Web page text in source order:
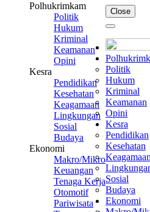
Polhukrimkam
Politik
Hukum
Kriminal
Keamanan
Opini
Kesra
Pendidikan
Kesehatan
Keagamaan
Lingkungan
Sosial
Budaya
Ekonomi
Makro/Mikro
Keuangan
Tenaga Kerja
Otomotif
Pariwisata
Close
Politik
Hukum
Kriminal
Keamanan
Opini
Kesra
Pendidikan
Kesehatan
Keagamaan
Sosial
Budaya
Ekonomi